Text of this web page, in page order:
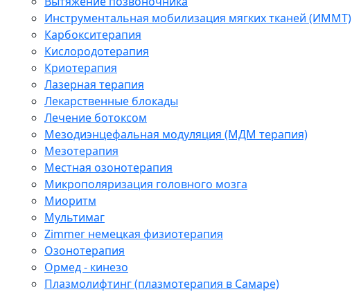
Инструментальная мобилизация мягких тканей (ИММТ)
Карбокситерапия
Кислородотерапия
Криотерапия
Лазерная терапия
Лекарственные блокады
Лечение ботоксом
Мезодиэнцефальная модуляция (МДМ терапия)
Мезотерапия
Местная озонотерапия
Микрополяризация головного мозга
Миоритм
Мультимаг
Zimmer немецкая физиотерапия
Озонотерапия
Ормед - кинезо
Плазмолифтинг (плазмотерапия в Самаре)